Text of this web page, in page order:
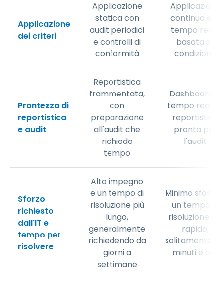
Applicazione
dei criteri
Applicazione
statica con
audit periodici
e controlli di
conformità
Applicazione
continua e in
tempo reale
basata su
condizione
Prontezza di
reportistica
e audit
Reportistica
frammentata,
con
preparazione
all'audit che
richiede
tempo
Dashboard in
tempo reale
reportistica
pronta per
l'audit
Sforzo
richiesto
dall'IT e
tempo per
risolvere
Alto impegno
e un tempo di
risoluzione più
lungo,
generalmente
richiedendo da
giorni a
settimane
Minimo sforzo
un tempo di
risoluzione più
rapido,
solitamente
minuti e ore